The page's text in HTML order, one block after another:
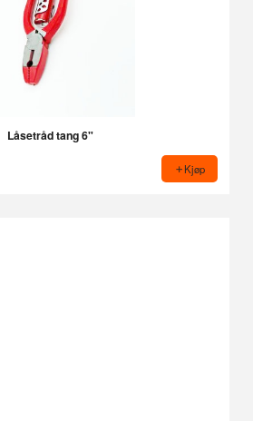
Låsetråd tang 6"
Kjøp